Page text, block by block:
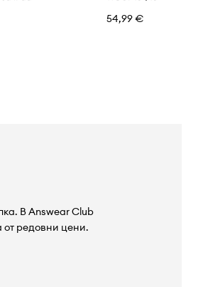
54,99 €
В Answear Club
от редовни цени.